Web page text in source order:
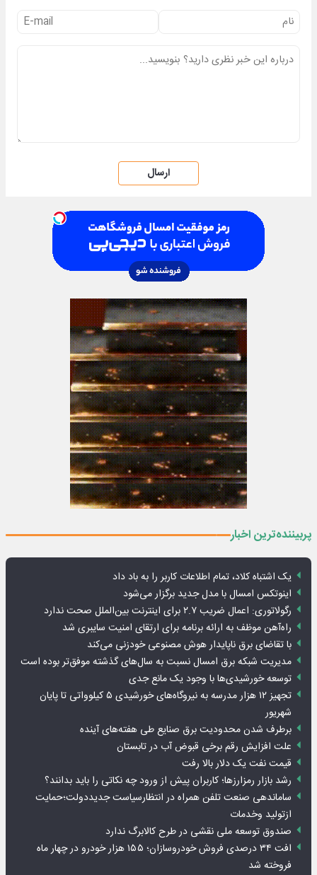
ارسال
پربیننده‌ترین اخبار
یک اشتباه کلاد، تمام اطلاعات کاربر را به باد داد
اینوتکس امسال با مدل جدید برگزار می‌شود
رگولاتوری: اعمال ضریب ۲.۷ برای اینترنت بین‌الملل صحت ندارد
راه‌آهن موظف به ارائه برنامه برای ارتقای امنیت سایبری شد
با تقاضای برق ناپایدار هوش مصنوعی خودزنی می‌کند
مدیریت شبکه برق امسال نسبت به سال‌های گذشته موفق‌تر بوده است
توسعه خورشیدی‌ها با وجود یک مانع جدی
تجهیز ۱۲ هزار مدرسه به نیروگاه‌های خورشیدی ۵ کیلوواتی تا پایان
شهریور
برطرف شدن محدودیت‌ برق صنایع طی هفته‌های آینده
علت افزایش رقم برخی قبوض آب در تابستان
قیمت نفت یک دلار بالا رفت
رشد بازار رمزارزها؛ کاربران پیش از ورود چه نکاتی را باید بدانند؟
ساماندهی صنعت تلفن همراه در انتظارسیاست جدیددولت؛حمایت
ازتولید وخدمات
صندوق توسعه ملی نقشی در طرح کالابرگ ندارد
افت ۳۴ درصدی فروش خودروسازان؛ ۱۵۵ هزار خودرو در چهار ماه
فروخته شد